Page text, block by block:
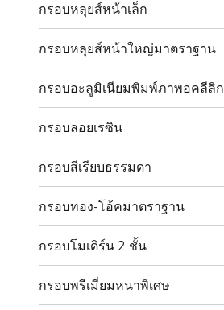
กรอบหลุยส์หน้าเล็ก
กรอบหลุยส์หน้าใหญ่มาตราฐาน
กรอบอะลูมิเนียมพิมพ์ภาพอคลีลิก
กรอบลอยเรซิน
กรอบสีเรียบธรรมดา
กรอบทอง-โอ้คมาตราฐาน
กรอบโมเดิร์น 2 ชั้น
กรอบพรีเมี่ยมหนาพิเศษ